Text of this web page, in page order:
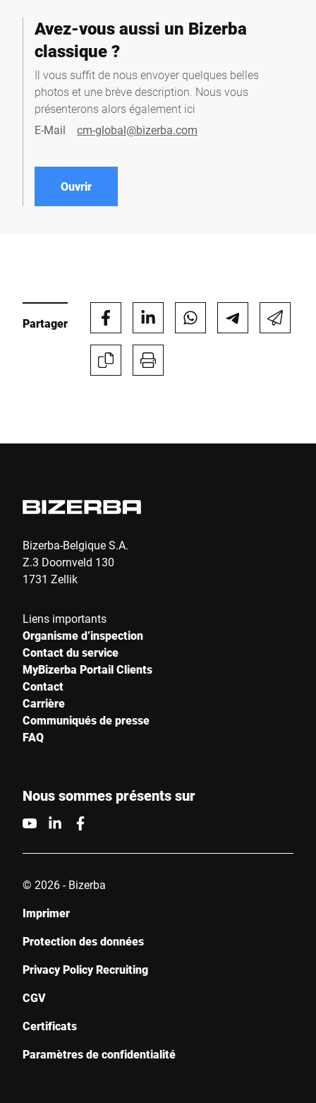
Avez-vous aussi un Bizerba
classique ?
Il vous suffit de nous envoyer quelques belles
photos et une brève description. Nous vous
présenterons alors également ici
E-Mail
cm-global@bizerba.com
Ouvrir
Partager
Bizerba-Belgique S.A.
Z.3 Doornveld 130
1731 Zellik
Liens importants
Organisme d’inspection
Contact du service
MyBizerba Portail Clients
Contact
Carrière
Communiqués de presse
FAQ
Nous sommes présents sur
© 2026 - Bizerba
Imprimer
Protection des données
Privacy Policy Recruiting
CGV
Certificats
Paramètres de confidentialité